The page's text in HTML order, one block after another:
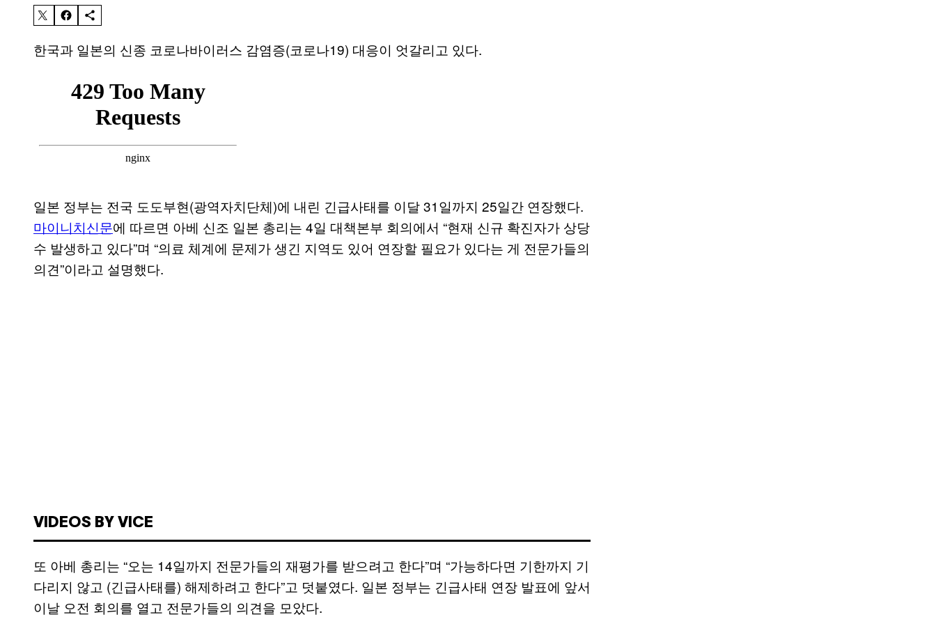
한국과 일본의 신종 코로나바이러스 감염증(코로나19) 대응이 엇갈리고 있다.
일본 정부는 전국 도도부현(광역자치단체)에 내린 긴급사태를 이달 31일까지 25일간 연장했다.
마이니치신문에 따르면 아베 신조 일본 총리는 4일 대책본부 회의에서 “현재 신규 확진자가 상당
수 발생하고 있다”며 “의료 체계에 문제가 생긴 지역도 있어 연장할 필요가 있다는 게 전문가들의
의견”이라고 설명했다.
VIDEOS BY VICE
또 아베 총리는 “오는 14일까지 전문가들의 재평가를 받으려고 한다”며 “가능하다면 기한까지 기
다리지 않고 (긴급사태를) 해제하려고 한다”고 덧붙였다. 일본 정부는 긴급사태 연장 발표에 앞서
이날 오전 회의를 열고 전문가들의 의견을 모았다.